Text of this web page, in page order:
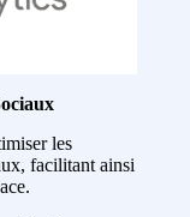
les
facilitant ainsi